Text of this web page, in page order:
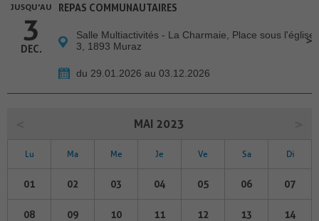
JUSQU'AU
3
DEC.
REPAS COMMUNAUTAIRES
Salle Multiactivités - La Charmaie, Place sous l'église
3, 1893 Muraz
du 29.01.2026 au 03.12.2026
MAI 2023
Lu Ma Me Je Ve Sa Di
01 02 03 04 05 06 07
08 09 10 11 12 13 14